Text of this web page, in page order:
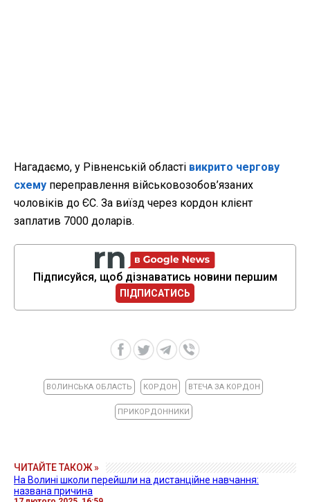
Нагадаємо, у Рівненській області викрито чергову
схему переправлення військовозобов’язаних
чоловіків до ЄС. За виїзд через кордон клієнт
заплатив 7000 доларів.
Підписуйся, щоб дізнаватись новини першим
ПІДПИСАТИСЬ
ВОЛИНСЬКА ОБЛАСТЬ КОРДОН ВТЕЧА ЗА КОРДОН
ПРИКОРДОННИКИ
ЧИТАЙТЕ ТАКОЖ »
На Волині школи перейшли на дистанційне навчання:
названа причина